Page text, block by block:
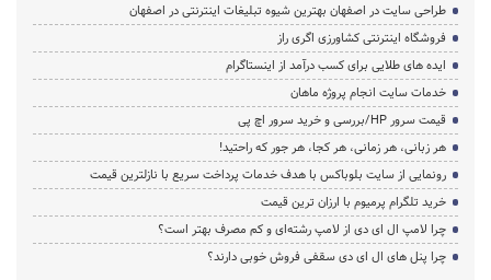
طراحی سایت در اصفهان بهترین شیوه تبلیغات اینترنتی در اصفهان
فروشگاه اینترنتی کشاورزی اگری راز
ایده های طلایی برای کسب درآمد از اینستاگرام
خدمات سایت انجام پروژه ماهان
قیمت سرور HP/بررسی و خرید سرور اچ پی
هر زبانی، هر زمانی، هر کجا، هر جور که راحتید!
رونمایی از سایت بلوباکس با هدف خدمات پرداخت سریع با نازلترین قیمت
خرید تلگرام پرمیوم با ارزان ترین قیمت
چرا لامپ ال ای دی از لامپ رشته‌ای و کم مصرف بهتر است؟
چرا پنل های ال ای دی سقفی فروش خوبی دارند؟